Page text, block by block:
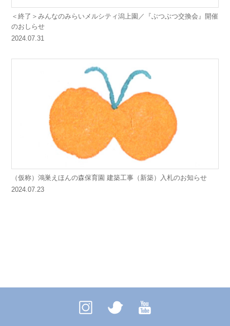
＜終了＞みんなのみらいメルシティ潟上園／『ぶつぶつ交換会』開催
のおしらせ
2024.07.31
（仮称）鴻巣えほんの森保育園 建築工事（新築）入札のお知らせ
2024.07.23